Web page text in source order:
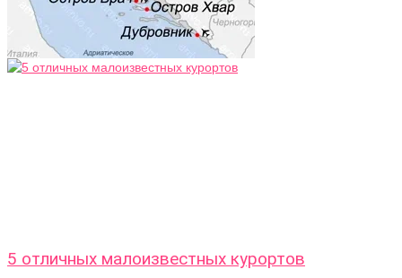
5 отличных малоизвестных курортов